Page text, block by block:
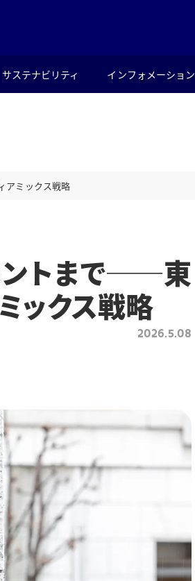
サステナビリティ インフォメーション
アミックス戦略
ントまで──東
ックス戦略
2026.5.08